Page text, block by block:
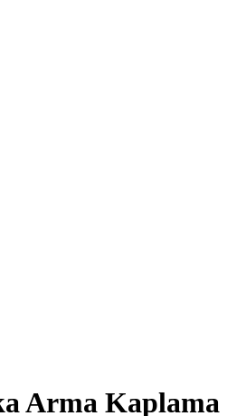
Arma Kaplama